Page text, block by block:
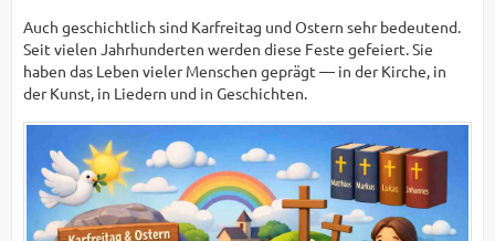
Auch geschichtlich sind Karfreitag und Ostern sehr bedeutend.
Seit vielen Jahrhunderten werden diese Feste gefeiert. Sie
haben das Leben vieler Menschen geprägt — in der Kirche, in
der Kunst, in Liedern und in Geschichten.